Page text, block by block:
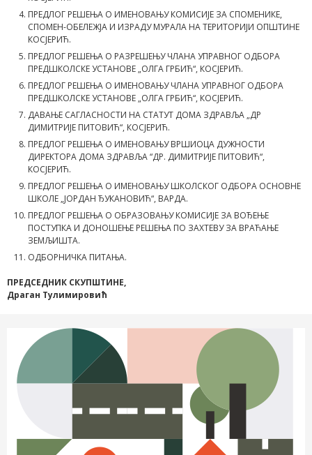
ПРЕДЛОГ РЕШЕЊА О ИМЕНОВАЊУ КОМИСИЈЕ ЗА СПОМЕНИКЕ,
СПОМЕН-ОБЕЛЕЖЈА И ИЗРАДУ МУРАЛА НА ТЕРИТОРИЈИ ОПШТИНЕ
КОСЈЕРИЋ.
ПРЕДЛОГ РЕШЕЊА О РАЗРЕШЕЊУ ЧЛАНА УПРАВНОГ ОДБОРА
ПРЕДШКОЛСКЕ УСТАНОВЕ „ОЛГА ГРБИЋ“, КОСЈЕРИЋ.
ПРЕДЛОГ РЕШЕЊА О ИМЕНОВАЊУ ЧЛАНА УПРАВНОГ ОДБОРА
ПРЕДШКОЛСКЕ УСТАНОВЕ „ОЛГА ГРБИЋ“, КОСЈЕРИЋ.
ДАВАЊЕ САГЛАСНОСТИ НА СТАТУТ ДОМА ЗДРАВЉА „ДР
ДИМИТРИЈЕ ПИТОВИЋ“, КОСЈЕРИЋ.
ПРЕДЛОГ РЕШЕЊА О ИМЕНОВАЊУ ВРШИОЦА ДУЖНОСТИ
ДИРЕКТОРА ДОМА ЗДРАВЉА “ДР. ДИМИТРИЈЕ ПИТОВИЋ“,
КОСЈЕРИЋ.
ПРЕДЛОГ РЕШЕЊА О ИМЕНОВАЊУ ШКОЛСКОГ ОДБОРА ОСНОВНЕ
ШКОЛЕ „ЈОРДАН ЂУКАНОВИЋ“, ВАРДА.
ПРЕДЛОГ РЕШЕЊА О ОБРАЗОВАЊУ КОМИСИЈЕ ЗА ВОЂЕЊЕ
ПОСТУПКА И ДОНОШЕЊЕ РЕШЕЊА ПО ЗАХТЕВУ ЗА ВРАЋАЊЕ
ЗЕМЉИШТА.
ОДБОРНИЧКА ПИТАЊА.
ПРЕДСЕДНИК СКУПШТИНЕ,
Драган Тулимировић